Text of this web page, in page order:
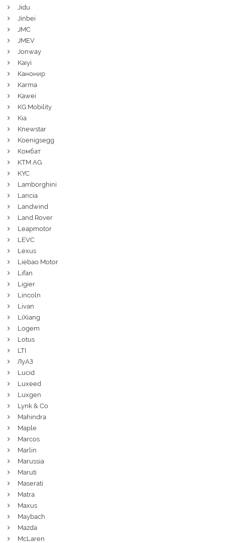
Jidu
Jinbei
JMC
JMEV
Jonway
Kaiyi
Канонир
Karma
Kawei
KG Mobility
Kia
Knewstar
Koenigsegg
Комбат
KTM AG
KYC
Lamborghini
Lancia
Landwind
Land Rover
Leapmotor
LEVC
Lexus
Liebao Motor
Lifan
Ligier
Lincoln
Livan
LiXiang
Logem
Lotus
LTI
ЛуАЗ
Lucid
Luxeed
Luxgen
Lynk & Co
Mahindra
Maple
Marcos
Marlin
Marussia
Maruti
Maserati
Matra
Maxus
Maybach
Mazda
McLaren